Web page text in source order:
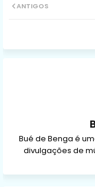
ANTIGOS
Bué de Benga é
divulgações de